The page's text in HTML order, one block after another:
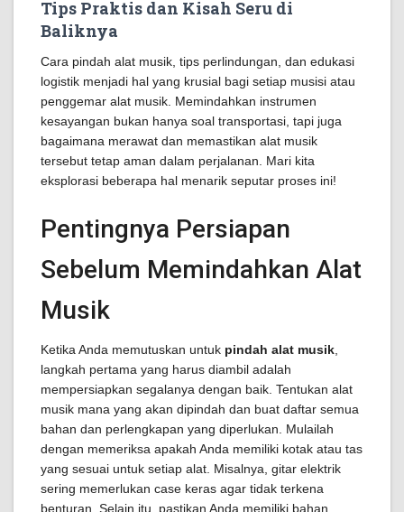
Tips Praktis dan Kisah Seru di
Baliknya
Cara pindah alat musik, tips perlindungan, dan edukasi
logistik menjadi hal yang krusial bagi setiap musisi atau
penggemar alat musik. Memindahkan instrumen
kesayangan bukan hanya soal transportasi, tapi juga
bagaimana merawat dan memastikan alat musik
tersebut tetap aman dalam perjalanan. Mari kita
eksplorasi beberapa hal menarik seputar proses ini!
Pentingnya Persiapan
Sebelum Memindahkan Alat
Musik
Ketika Anda memutuskan untuk pindah alat musik
langkah pertama yang harus diambil adalah
mempersiapkan segalanya dengan baik. Tentukan alat
musik mana yang akan dipindah dan buat daftar semua
bahan dan perlengkapan yang diperlukan. Mulailah
dengan memeriksa apakah Anda memiliki kotak atau tas
yang sesuai untuk setiap alat. Misalnya, gitar elektrik
sering memerlukan case keras agar tidak terkena
benturan. Selain itu, pastikan Anda memiliki bahan